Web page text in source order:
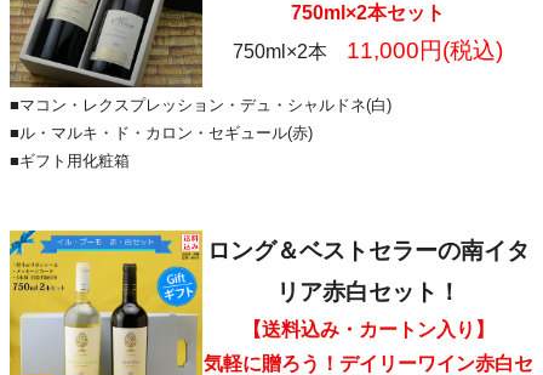
750ml×2本セット
750ml×2本 11,000円(税込)
■マコン・レクスプレッション・デュ・シャルドネ(白)
■ル・マルキ・ド・カロン・セギュール(赤)
■ギフト用化粧箱
ロング＆ベストセラーの南イタ
リア赤白セット！
【送料込み・カートン入り】
気軽に贈ろう！デイリーワイン赤白セ